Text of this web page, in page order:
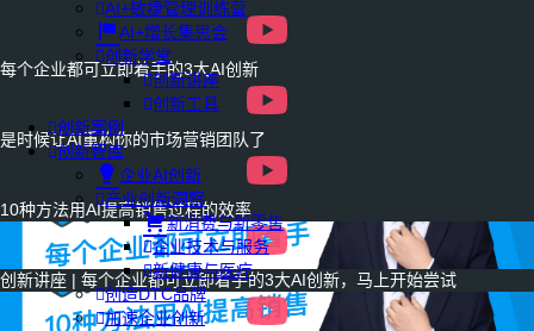
AI+敏捷管理训练营
AI+增长集思会
创新学堂
创新讲座
创新工具
创新案例
创新智库
企业AI创新
产业创新洞察
新消费与新零售
企业技术与服务
新健康与医疗
创造DTC品牌
加速企业创新
每个企业都可立即着手的3大AI创新
是时候让AI重构你的市场营销团队了
10种方法用AI提高销售过程的效率
创新讲座 | 每个企业都可立即着手的3大AI创新，马上开始尝试